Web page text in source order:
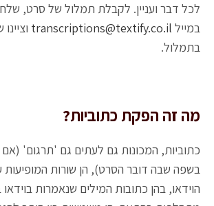
לכל דבר ועניין. לקבלת תמלול של סרט,
במייל transcriptions@textify.co.il
בתמלול.
מה זה הפקת כתוביות?
כתוביות, המכונות גם לעתים גם 'תרגום' (אם
בשפה שבה דובר הסרט), הן שורות המופיעות
הוידאו, בהן כתובות המילים שנאמרות בוידאו